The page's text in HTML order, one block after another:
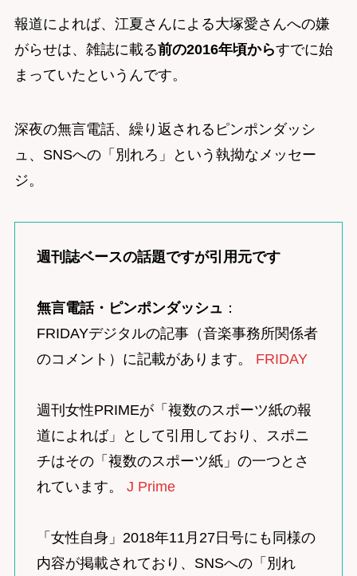
報道によれば、江夏さんによる大塚愛さんへの嫌
がらせは、雑誌に載る前の2016年頃からすでに始
まっていたというんです。
深夜の無言電話、繰り返されるピンポンダッシ
ュ、SNSへの「別れろ」という執拗なメッセー
ジ。
週刊誌ベースの話題ですが引用元です
無言電話・ピンポンダッシュ ：
FRIDAYデジタルの記事（音楽事務所関係者
のコメント）に記載があります。 FRIDAY
週刊女性PRIMEが「複数のスポーツ紙の報
道によれば」として引用しており、スポニ
チはその「複数のスポーツ紙」の一つとさ
れています。 J Prime
「女性自身」2018年11月27日号にも同様の
内容が掲載されており、SNSへの「別れ